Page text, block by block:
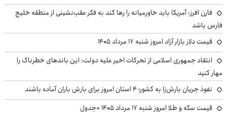
فارن افرز: آمریکا باید خاورمیانه را رها کند به فکر عقب‌نشینی از منطقه خلیج
فارس باشد
قیمت دلار بازار آزاد امروز شنبه ۱۷ مرداد ۱۴۰۵
انتقاد جمهوری اسلامی از تحرکات اخیر علیه دولت: این باندهای خطرناک را
مهار کنید
نفوذ جریان بارش‌زا به کشور؛ ۴ استان امروز برای بارش باران آماده باشند
قیمت سکه و طلا امروز شنبه ۱۷ مرداد ۱۴۰۵ +جدول